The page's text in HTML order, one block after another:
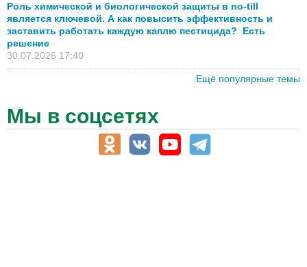
Роль химической и биологической защиты в no-till
является ключевой. А как повысить эффективность и
заставить работать каждую каплю пестицида? Есть
решение
30.07.2026 17:40
Ещё популярные темы
Мы в соцсетях